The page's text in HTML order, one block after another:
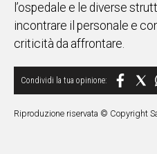
l’ospedale e le diverse
incontrare il personale e
criticità da affrontare.
Riproduzione riservata © Copyright